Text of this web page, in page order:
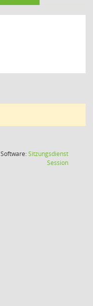
Software:Sitzungsdienst
Session(Wird in